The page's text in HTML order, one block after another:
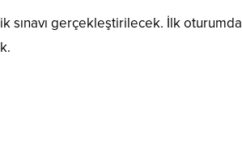
sınavı gerçekleştirilecek. İlk oturumda